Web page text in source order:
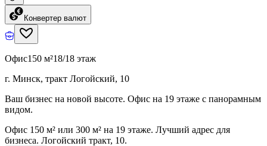
Конвертер валют
Офис150 м²18/18 этаж
г. Минск, тракт Логойский, 10
Ваш бизнес на новой высоте. Офис на 19 этаже с панорамным
видом.
Офис 150 м² или 300 м² на 19 этаже. Лучший адрес для
бизнеса. Логойский тракт, 10.